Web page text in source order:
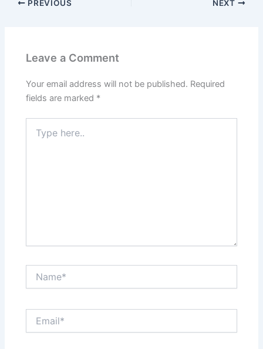
PREVIOUS NEXT
Leave a Comment
Your email address will not be published. Required
fields are marked *
here..